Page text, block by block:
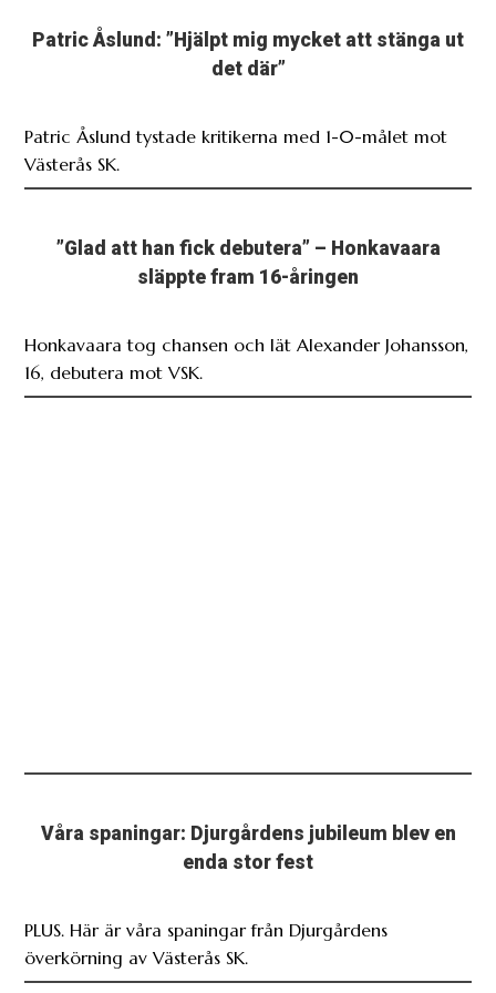
Patric Åslund: ”Hjälpt mig mycket att stänga ut
det där”
Patric Åslund tystade kritikerna med 1-0-målet mot
Västerås SK.
”Glad att han fick debutera” – Honkavaara
släppte fram 16-åringen
Honkavaara tog chansen och lät Alexander Johansson,
16, debutera mot VSK.
Våra spaningar: Djurgårdens jubileum blev en
enda stor fest
PLUS. Här är våra spaningar från Djurgårdens
överkörning av Västerås SK.